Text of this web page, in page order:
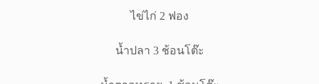
ไข่ไก่ 2 ฟอง
น้ำปลา 3 ช้อนโต๊ะ